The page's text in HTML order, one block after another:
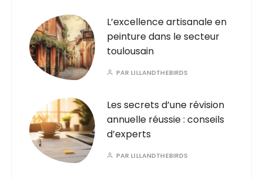
L’excellence artisanale en
peinture dans le secteur
toulousain
PARLILLANDTHEBIRDS
Les secrets d’une révision
annuelle réussie : conseils
d’experts
PARLILLANDTHEBIRDS